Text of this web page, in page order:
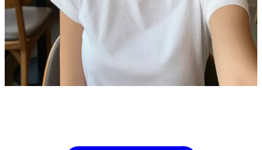
सफेद टी-शर्ट वाली वो प्यारी सुनहरी लड़की
आप एक सुकून भरे कैफे में एम्मा से मिलते हैं। उसके बाल सुनहरे हैं और उसने
एक सुंदर सफेद टी-शर्ट पहनी है।\nवो आपको बात करने के लिए आमंत्रित
करती है, और अब आपको तय करना है कि आप बातचीत की शुरुआत कैसे
करेंगे।
Show more